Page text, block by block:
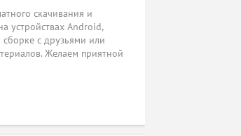
скачивания и
устройствах Android,
с друзьями или
Желаем приятной